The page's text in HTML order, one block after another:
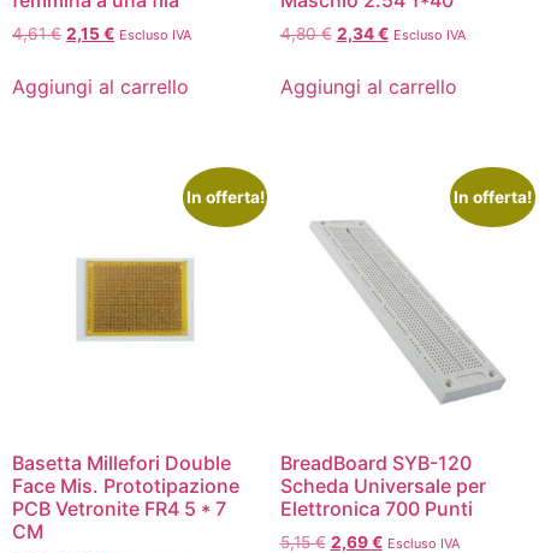
4,61€ 2,15€ Escluso IVA
Aggiungi al carrello
4,80€ 2,34€ Escluso IVA
Aggiungi al carrello
In offerta!
Basetta Millefori Double
Face Mis. Prototipazione
PCB Vetronite FR4 5 * 7
CM
In offerta!
BreadBoard SYB-120
Scheda Universale per
Elettronica 700 Punti
5,15€ 2,69€ Escluso IVA